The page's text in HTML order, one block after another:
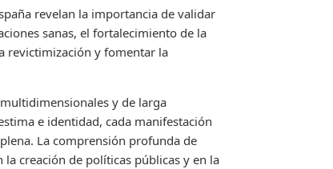
revelan la importancia de validar
sanas, el fortalecimiento de la
revictimización y fomentar la
y de larga
e identidad, cada manifestación
La comprensión profunda de
creación de políticas públicas y en la